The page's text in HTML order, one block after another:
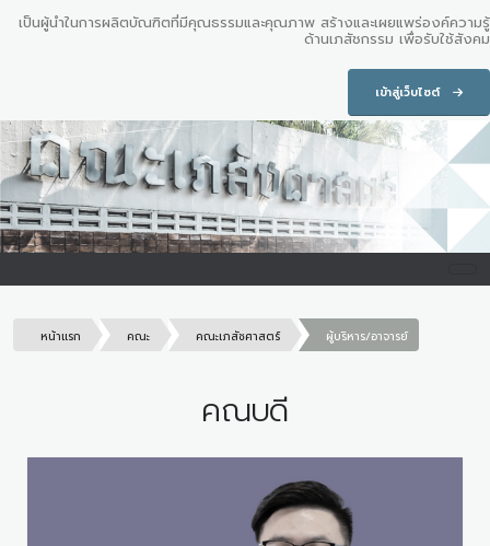
เป็นผู้นำในการผลิตบัณฑิตที่มีคุณธรรมและคุณภาพ สร้างและเผยแพร่องค์ความรู้
ด้านเภสัชกรรม เพื่อรับใช้สังคม
เข้าสู่เว็บไซต์
หน้าแรก คณะ คณะเภสัชศาสตร์ ผู้บริหาร/อาจารย์
คณบดี